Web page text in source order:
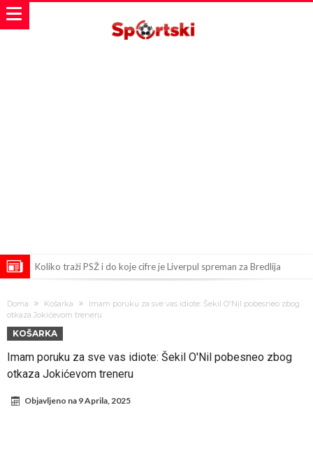
Koliko traži PSŽ i do koje cifre je Liverpul spreman za Bredlija
Direktor FIA o drami Formule 1: “Ne možemo da idemo toliko
daleko”
Prva ponuda za Leaa – odbijena!
Zašto je nepoznati italijanski petoligaš dobio čudesan stadion od 62
Doma Košarka
Imam poruku za sve vas idiote: Šekil O'Nil pobesneo zbog
otkaza Jokićevom treneru
KOŠARKA
Imam poruku za sve vas idiote: Šekil O'Nil pobesneo zbog
otkaza Jokićevom treneru
Objavljeno na 9 Aprila, 2025